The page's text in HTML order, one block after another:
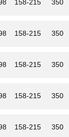
158-215 350
158-215 350
158-215 350
158-215 350
158-215 350